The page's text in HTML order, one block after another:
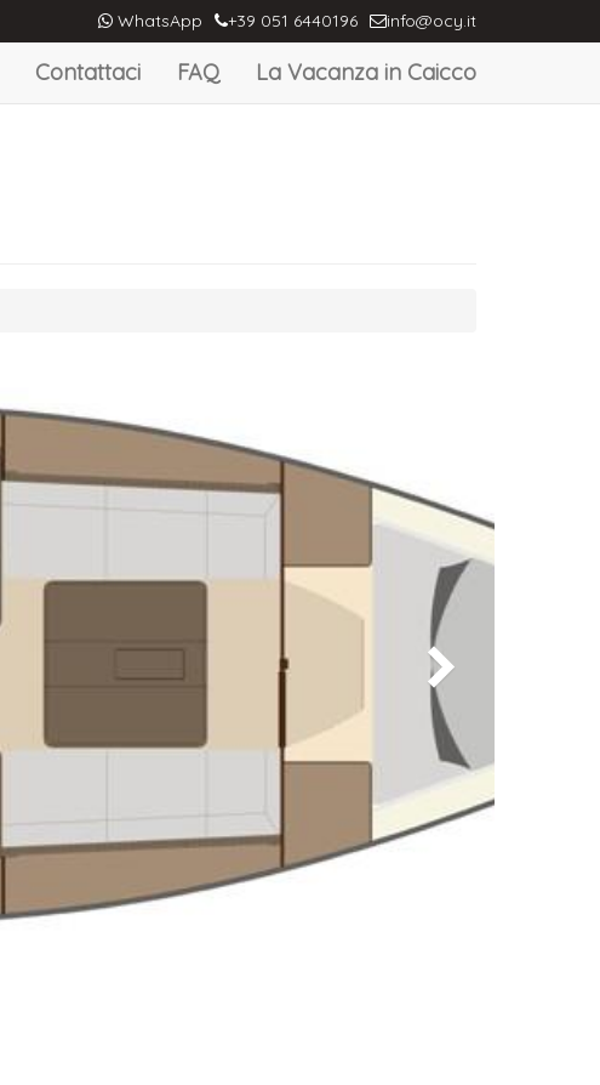
WhatsApp +39 051 6440196 info@ocy.it
Contattaci FAQ La Vacanza in Caicco